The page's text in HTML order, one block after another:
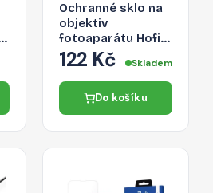
Ochranné sklo na
objektiv
fotoaparátu Hofi
Camring Pro+
Apple iPhone 13
Pro/13 Pro Max -
černá
122 Kč Skladem
Do košíku